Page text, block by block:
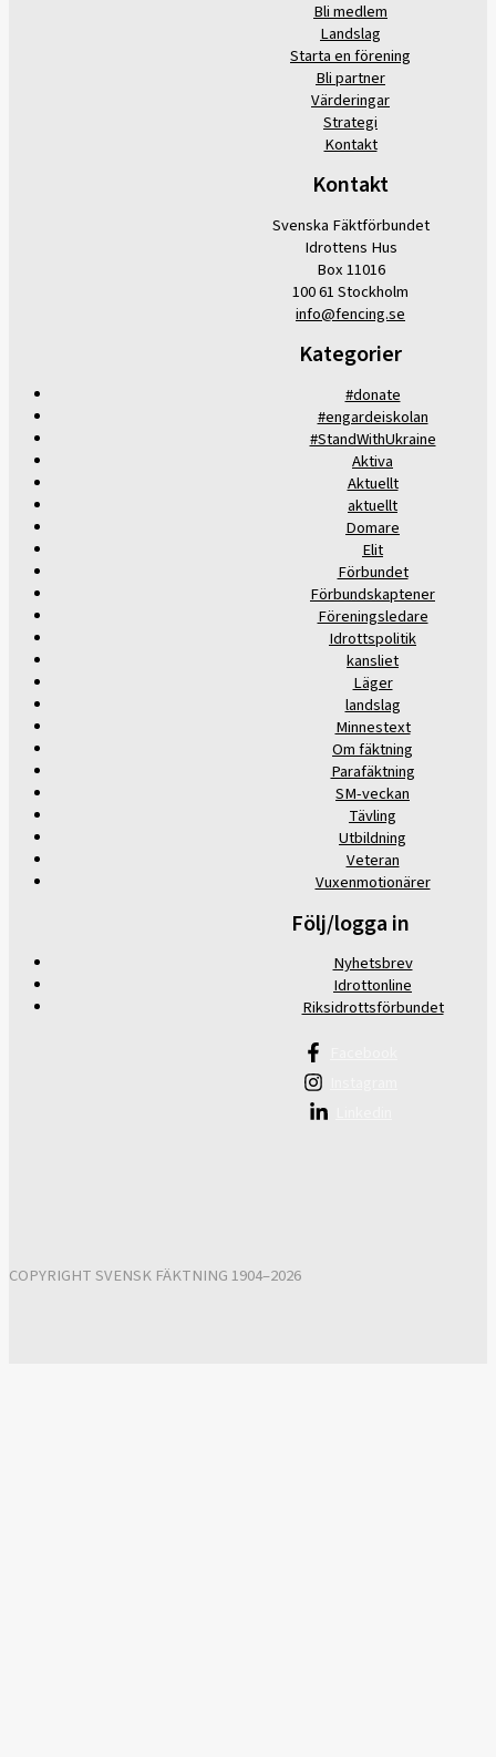
Bli medlem
Landslag
Starta en förening
Bli partner
Värderingar
Strategi
Kontakt
Kontakt
Svenska Fäktförbundet
Idrottens Hus
Box 11016
100 61 Stockholm
info@fencing.se
Kategorier
#donate
#engardeiskolan
#StandWithUkraine
Aktiva
Aktuellt
aktuellt
Domare
Elit
Förbundet
Förbundskaptener
Föreningsledare
Idrottspolitik
kansliet
Läger
landslag
Minnestext
Om fäktning
Parafäktning
SM-veckan
Tävling
Utbildning
Veteran
Vuxenmotionärer
Följ/logga in
Nyhetsbrev
Idrottonline
Riksidrottsförbundet
COPYRIGHT SVENSK FÄKTNING 1904–2026